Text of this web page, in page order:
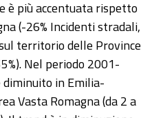
è più accentuata rispetto
(-26% Incidenti stradali,
territorio delle Province
Nel periodo 2001-
in Emilia-
Vasta Romagna (da 2 a